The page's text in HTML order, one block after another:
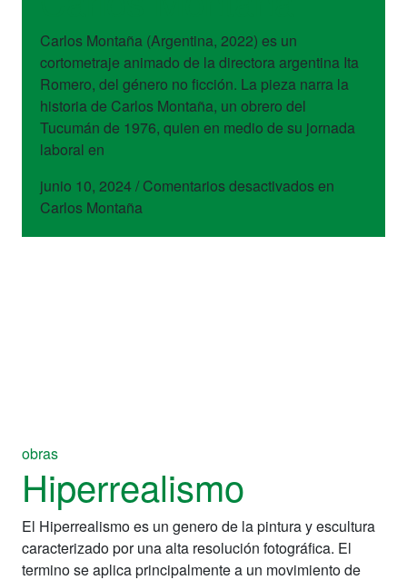
Carlos Montaña (Argentina, 2022) es un
cortometraje animado de la directora argentina Ita
Romero, del género no ficción. La pieza narra la
historia de Carlos Montaña, un obrero del
Tucumán de 1976, quien en medio de su jornada
laboral en
junio 10, 2024/ Comentarios desactivadosen
Carlos Montaña
obras
Hiperrealismo
El Hiperrealismo es un genero de la pintura y escultura
caracterizado por una alta resolución fotográfica. El
termino se aplica principalmente a un movimiento de